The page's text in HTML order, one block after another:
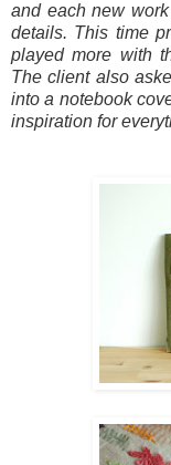
and each new
details. This time
played more with
The client also
into a notebook
inspiration for